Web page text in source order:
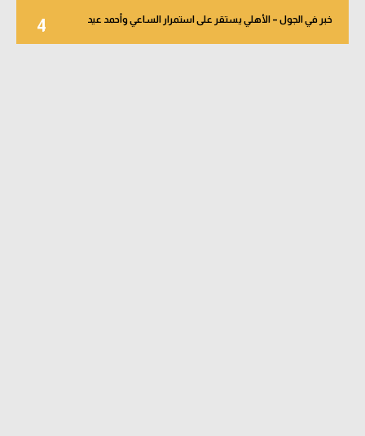
4 خبر في الجول – الأهلي يستقر على استمرار الساعي وأحمد عيد